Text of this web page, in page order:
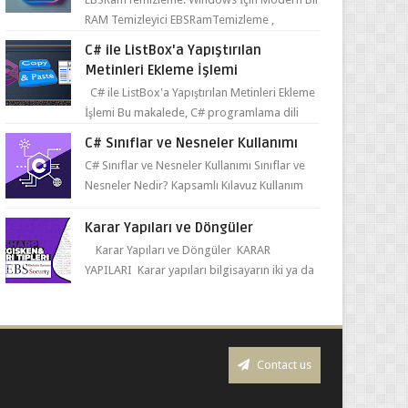
RAM Temizleyici EBSRamTemizleme ,
C# ile ListBox'a Yapıştırılan
Metinleri Ekleme İşlemi
C# ile ListBox'a Yapıştırılan Metinleri Ekleme
İşlemi Bu makalede, C# programlama dili
metin...
C# Sınıflar ve Nesneler Kullanımı
C# Sınıflar ve Nesneler Kullanımı Sınıflar ve
Nesneler Nedir? Kapsamlı Kılavuz Kullanım
Karar Yapıları ve Döngüler
Karar Yapıları ve Döngüler KARAR
YAPILARI Karar yapıları bilgisayarın iki ya da
Contact us